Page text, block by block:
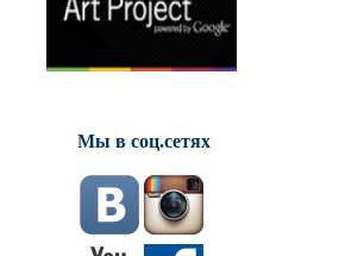
Мы в соц.сетях